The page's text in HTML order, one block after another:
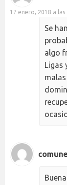
17 enero, 2018 a las
Se
algo
Ligas